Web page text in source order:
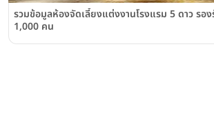
รวมข้อมูลห้องจัดเลี้ยงแต่งงานโรงแรม 5 ดาว รอ
1,000 คน